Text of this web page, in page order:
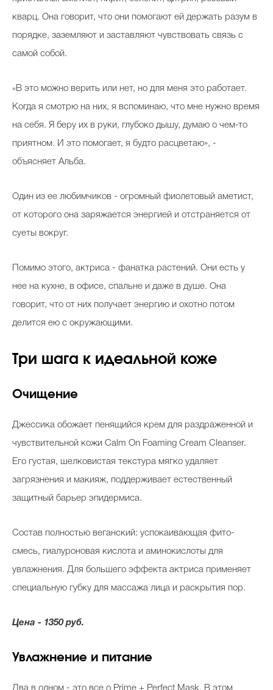
кварц. Она говорит, что они помогают ей держать разум в
порядке, заземляют и заставляют чувствовать связь с
самой собой.
«В это можно верить или нет, но для меня это работает.
Когда я смотрю на них, я вспоминаю, что мне нужно время
на себя. Я беру их в руки, глубоко дышу, думаю о чем-то
приятном. И это помогает, я будто расцветаю», -
объясняет Альба.
Один из ее любимчиков - огромный фиолетовый аметист,
от которого она заряжается энергией и отстраняется от
суеты вокруг.
Помимо этого, актриса - фанатка растений. Они есть у
нее на кухне, в офисе, спальне и даже в душе. Она
говорит, что от них получает энергию и охотно потом
делится ею с окружающими.
Три шага к идеальной коже
Очищение
Джессика обожает пенящийся крем для раздраженной и
чувствительной кожи Calm On Foaming Cream Cleanser.
Его густая, шелковистая текстура мягко удаляет
загрязнения и макияж, поддерживает естественный
защитный барьер эпидермиса.
Состав полностью веганский: успокаивающая фито-
смесь, гиалуроновая кислота и аминокислоты для
увлажнения. Для большего эффекта актриса применяет
специальную губку для массажа лица и раскрытия пор.
Цена - 1350 руб.
Увлажнение и питание
Два в одном - это все о Prime + Perfect Mask. В этом